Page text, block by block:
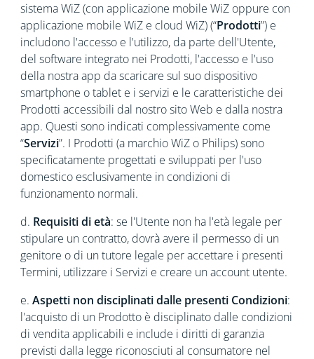
sistema WiZ (con applicazione mobile WiZ oppure con
applicazione mobile WiZ e cloud WiZ) (“Prodotti”) e
includono l'accesso e l'utilizzo, da parte dell'Utente,
del software integrato nei Prodotti, l'accesso e l'uso
della nostra app da scaricare sul suo dispositivo
smartphone o tablet e i servizi e le caratteristiche dei
Prodotti accessibili dal nostro sito Web e dalla nostra
app. Questi sono indicati complessivamente come
“Servizi”. I Prodotti (a marchio WiZ o Philips) sono
specificatamente progettati e sviluppati per l'uso
domestico esclusivamente in condizioni di
funzionamento normali.
d. Requisiti di età: se l'Utente non ha l'età legale per
stipulare un contratto, dovrà avere il permesso di un
genitore o di un tutore legale per accettare i presenti
Termini, utilizzare i Servizi e creare un account utente.
e. Aspetti non disciplinati dalle presenti Condizioni:
l'acquisto di un Prodotto è disciplinato dalle condizioni
di vendita applicabili e include i diritti di garanzia
previsti dalla legge riconosciuti al consumatore nel